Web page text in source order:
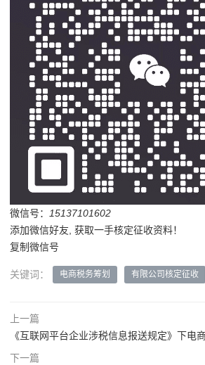
微信号： 15137101602
添加微信好友, 获取一手核定征收资料！
复制微信号
关键词： 电商税务筹划 有限公司核定征收
上一篇
下一篇